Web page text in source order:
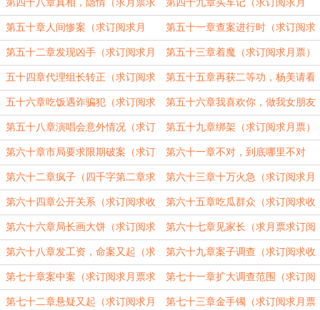
第四十八章真相，隐情（求月票求
订阅）
第四十九章买车记（求订阅求月
票）
第五十章人间惨案（求订阅求月
票）
第五十一章查案进行时（求订阅求
月票）
第五十二章发现凶手（求订阅求月
票）
第五十三章着魔（求订阅求月票）
五十四章代理组长转正（求订阅求
月票）
第五十五章再获二等功，杨美请看
演唱会（求订阅求月票）
五十六章吃饭遇诈骗犯（求订阅求
月票）
第五十六章我喜欢你，做我女朋友
吧（求订阅求月票）
第五十八章演唱会意外情况（求订
阅求收藏）
第五十九章绑架（求订阅求月票）
第六十章市局要求限期破案（求订
阅求收藏求月票）
第六十一章不对，到底哪里不对
（求订阅求月票求收藏）
第六十二章疯子（四千字第二章求
订阅求月票）
第六十三章十万火急（求订阅求月
票）
第六十四章公开关系（求订阅求收
藏求月票）
第六十五章吃瓜群众（求订阅求收
藏求月票）
第六十六章局长画大饼（求订阅求
月票求收藏）
第六十七章见家长（求月票求订阅
求收藏）
第六十八章发工资，命案又起（求
订阅求月票求收藏）
第六十九章案子调查（求订阅求收
藏求月票）
第七十章案中案（求订阅求月票求
收藏）
第七十一章扩大调查范围（求订阅
求收藏求月票）
第七十二章悬疑又起（求订阅求月 第七十三章金手镯（求订阅求月票